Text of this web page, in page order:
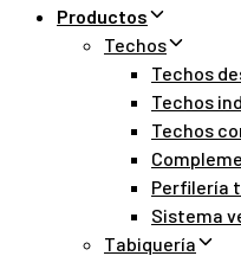
Productos
Techos
Techos
Techos
Techos
Perfilería
Sistema
Tabiquería